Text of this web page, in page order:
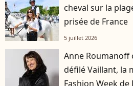
cheval sur la
prisée de France
5 juillet 2026
Anne Roumanoff
défilé Vaillant, la
Fashion Week